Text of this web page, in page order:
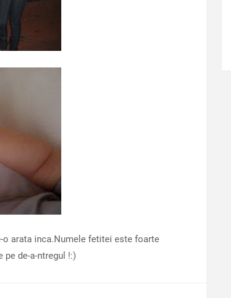
o arata inca.Numele fetitei este foarte
de-a-ntregul !:)